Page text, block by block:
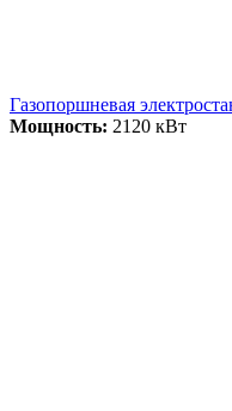
Газопоршневая
Мощность: 2120 кВт